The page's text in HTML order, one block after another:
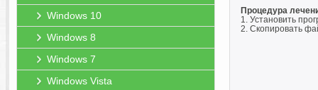
Windows 10
Windows 8
Windows 7
Windows Vista
Процедура
1. Установить
2. Скопировать